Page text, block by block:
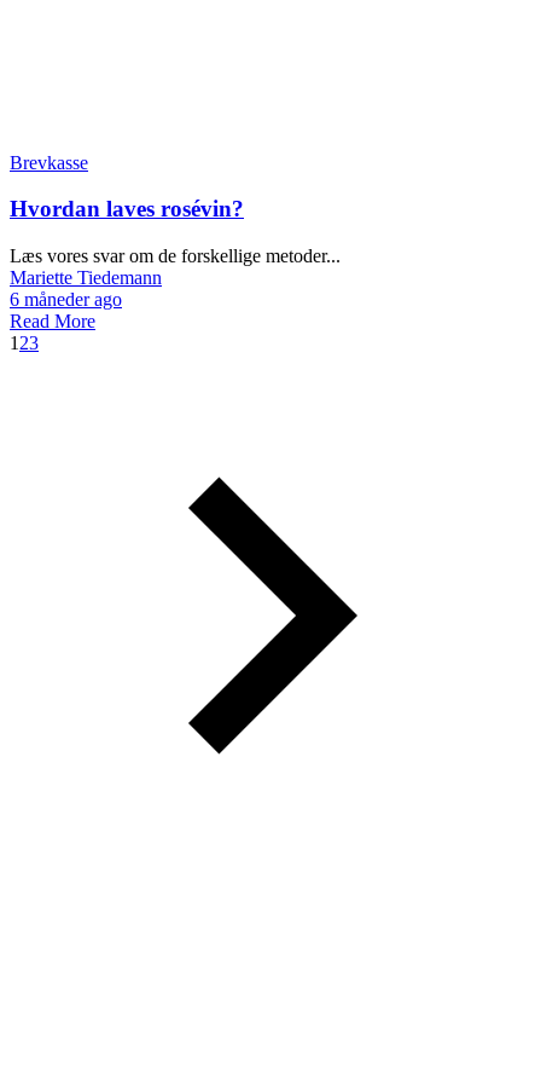
Brevkasse
Hvordan laves rosévin?
Læs vores svar om de forskellige metoder...
Mariette Tiedemann
6 måneder ago
Read More
1 23